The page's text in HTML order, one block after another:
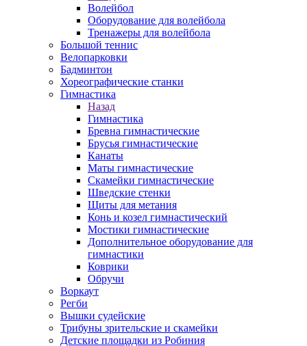
Волейбол
Оборудование для волейбола
Тренажеры для волейбола
Большой теннис
Велопарковки
Бадминтон
Хореографические станки
Гимнастика
Назад
Гимнастика
Бревна гимнастические
Брусья гимнастические
Канаты
Маты гимнастические
Скамейки гимнастические
Шведские стенки
Щиты для метания
Конь и козел гимнастический
Мостики гимнастические
Дополнительное оборудование для
гимнастики
Коврики
Обручи
Воркаут
Регби
Вышки судейские
Трибуны зрительские и скамейки
Детские площадки из Робиния